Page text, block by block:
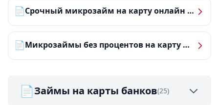
📄 Срочный микрозайм на карту онлайн — получить деньги за 5 минут
📄 Микрозаймы без процентов на карту — ТОП-10 за 2026 год
📄Займы на карты банков(25)